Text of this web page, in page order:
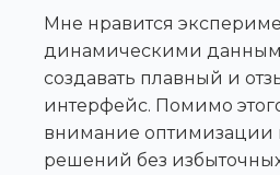
Мне нравится
динамическими
создавать плавный и
интерфейс. Помимо
внимание оптимизации
решений без